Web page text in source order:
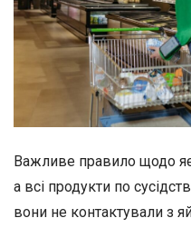
Важливе правило щодо
а всі продукти по
вони не контактували з